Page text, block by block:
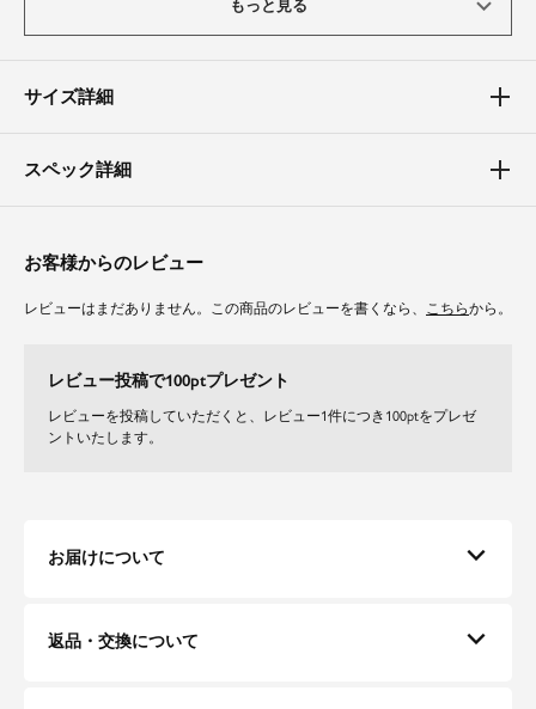
着丈はやや短めの設定で、足首が綺麗に見える絶妙な丈感となっておりま
す。
【バスト】【二の腕】【ヒップ】【太もも】
いすぎず、ボディラインを綺麗に見せてくれます。
ワンピース部分は柔らかくしなやかな無地の生地を使用しています。
もっと見る
サイズ詳細
スペック詳細
お客様からのレビュー
レビューはまだありません。この商品のレビューを書くなら、 こちらから。
レビュー投稿で100ptプレゼント
レビューを投稿していただくと、レビュー1件につき100ptをプレゼ
ントいたします。
お届けについて
返品・交換について